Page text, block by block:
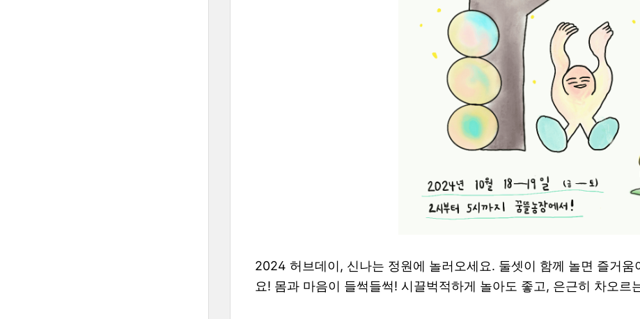
2024 허브데이, 신나는 정원에 놀러오세요. 둘셋이 함께 놀면 즐거
요! 몸과 마음이 들썩들썩! 시끌벅적하게 놀아도 좋고, 은근히 차오